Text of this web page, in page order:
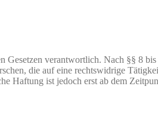
verantwortlich. Nach §§ 8
die auf eine rechtswidrige
Haftung ist jedoch erst ab dem